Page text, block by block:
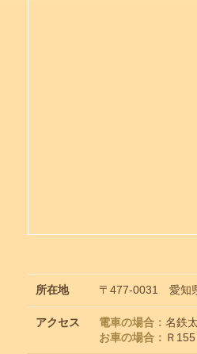
所在地 〒477-0031 愛知
アクセス 電車の場合： 名鉄
お車の場合： Ｒ